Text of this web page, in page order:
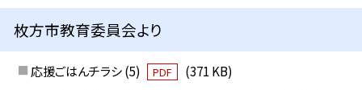
枚方市教育委員会より
応援ごはんチラシ (5) PDF
(371 KB)